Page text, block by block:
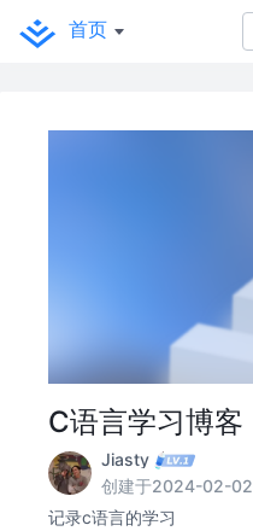
首页
C语言学习博客
Jiasty
创建于2024-02-02
记录c语言的学习